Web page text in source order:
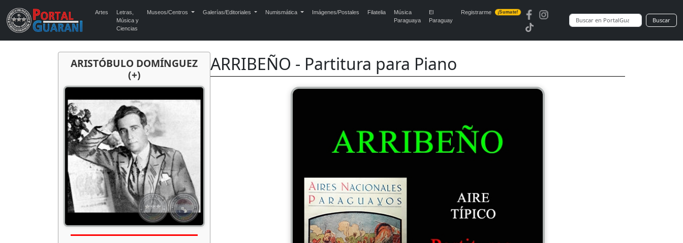
Artes
Letras,
Música y
Ciencias
Museos/Centros Galerías/Editoriales Numismática Imágenes/Postales Filatelia
Música
Paraguaya
El
Paraguay
Registrarme ¡Sumate!
Buscar
ARISTÓBULO DOMÍNGUEZ
(+)
ARRIBEÑO - Partitura para Piano